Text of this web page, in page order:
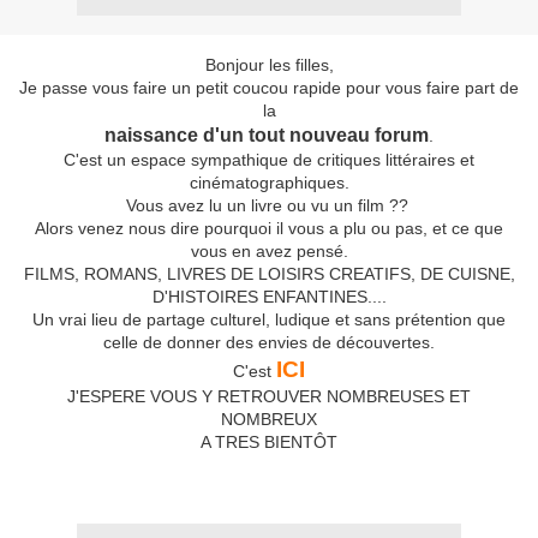
Bonjour les filles,
Je passe vous faire un petit coucou rapide pour vous faire part de
la
naissance d'un tout nouveau forum
C'est un espace sympathique de critiques littéraires et
cinématographiques.
Vous avez lu un livre ou vu un film ??
Alors venez nous dire pourquoi il vous a plu ou pas, et ce que
vous en avez pensé.
FILMS, ROMANS, LIVRES DE LOISIRS CREATIFS, DE CUISNE,
D'HISTOIRES ENFANTINES....
Un vrai lieu de partage culturel, ludique et sans prétention que
celle de donner des envies de découvertes.
C'est ICI
J'ESPERE VOUS Y RETROUVER NOMBREUSES ET
NOMBREUX
A TRES BIENTÔT